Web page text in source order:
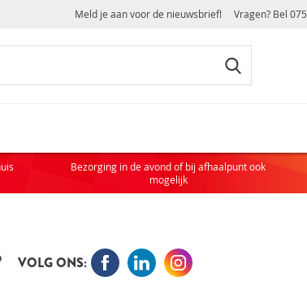
Meld je aan voor de nieuwsbrief! Vragen? Bel
Als je nog geen account hebt, maak
particulier of zakelijk account aan:
ACCOUNT AANVRAGEN
Bezorging in de avond of bij afhaalpunt ook
mogelijk
VOLG ONS: